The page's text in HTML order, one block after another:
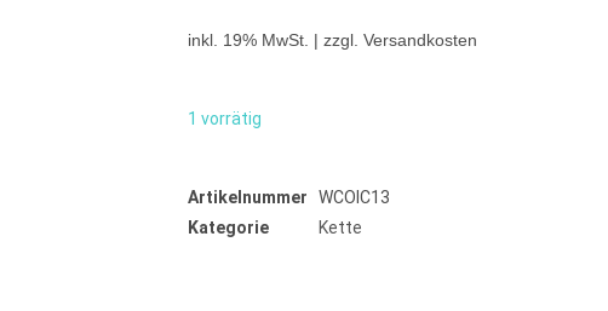
inkl. 19% MwSt. | zzgl. Versandkosten
1 vorrätig
Artikelnummer
WCOIC13
Kategorie
Kette